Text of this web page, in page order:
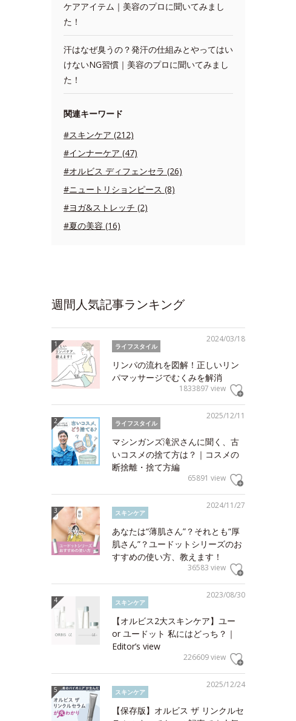
ケアアイテム｜美容のプロに聞いてみまし
た！
汗はなぜ臭うの？発汗の仕組みとやってはい
けないNG習慣｜美容のプロに聞いてみまし
た！
関連キーワード
#スキンケア (212)
#インナーケア (47)
#オルビス ディフェンセラ (26)
#ニュートリションピース (8)
#ヨガ&ストレッチ (2)
#夏の美容 (16)
週間人気記事ランキング
2024/03/18
ライフスタイル
リンパの流れを図解！正しいリン
パマッサージでむくみを解消
1833897 view
2025/12/11
ライフスタイル
マシンガンズ滝沢さんに聞く、古
いコスメの捨て方は？｜コスメの
断捨離・捨て方編
65891 view
2024/11/27
スキンケア
あなたは“薄肌さん”？それとも“厚
肌さん”？ユードットシリーズのお
すすめの使い方、教えます！
36583 view
2023/08/30
スキンケア
【オルビス2大スキンケア】ユー
or ユードット 私にはどっち？｜
Editor’s view
226609 view
2025/12/24
スキンケア
【保存版】オルビス ザ リンクルセ